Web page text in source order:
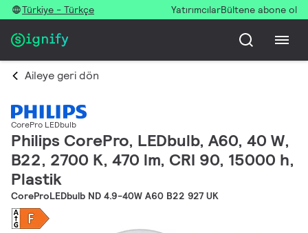
Türkiye - Türkçe YatırımcılarBültene abone ol
Aileye geri dön
CorePro LEDbulb
Philips CorePro, LEDbulb, A60, 40 W,
B22, 2700 K, 470 lm, CRI 90, 15000 h,
Plastik
CoreProLEDbulb ND 4.9-40W A60 B22 927 UK